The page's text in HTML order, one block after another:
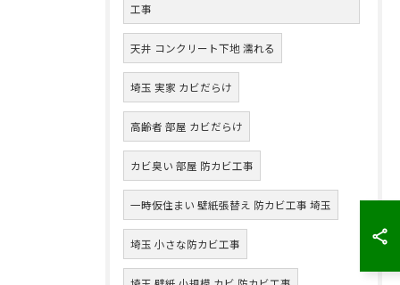
工事
天井 コンクリート下地 濡れる
埼玉 実家 カビだらけ
高齢者 部屋 カビだらけ
カビ臭い 部屋 防カビ工事
一時仮住まい 壁紙張替え 防カビ工事 埼玉
埼玉 小さな防カビ工事